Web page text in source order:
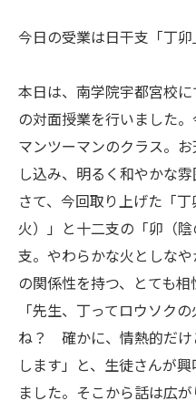
今日の受業は日干支「丁卯
本日は、南学院宇都宮校
の対面授業を行いました
マンツーマンのクラス。
し込み、明るく和やかな雰
さて、今回取り上げた「
火）」と十二支の「卯（
支。やわらかな火としなや
の関係性を持つ、とても相
「先生、丁ってロウソク
ね？ 確かに、情熱的だけ
します」と、生徒さんが
ました。そこから話は広